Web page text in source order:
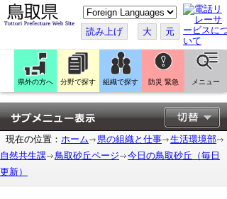
こ
の
ペ
ー
ジ
翻
訳
す
る
読み上げ 大 元
県外の方へ 分野で探す 組織で探す 防災 緊急 メニュー
現在の位置： ホーム 県の組織と仕事
生活環境部
自然共生課
鳥取砂丘ページ
今日の鳥取砂丘（毎日
更新）